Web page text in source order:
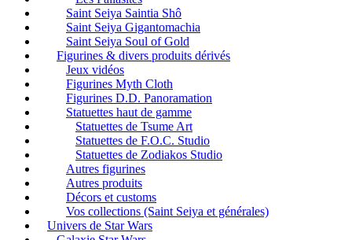
Saint Seiya Saintia Shô
Saint Seiya Gigantomachia
Saint Seiya Soul of Gold
Figurines & divers produits dérivés
Jeux vidéos
Figurines Myth Cloth
Figurines D.D. Panoramation
Statuettes haut de gamme
Statuettes de Tsume Art
Statuettes de F.O.C. Studio
Statuettes de Zodiakos Studio
Autres figurines
Autres produits
Décors et customs
Vos collections (Saint Seiya et générales)
Univers de Star Wars